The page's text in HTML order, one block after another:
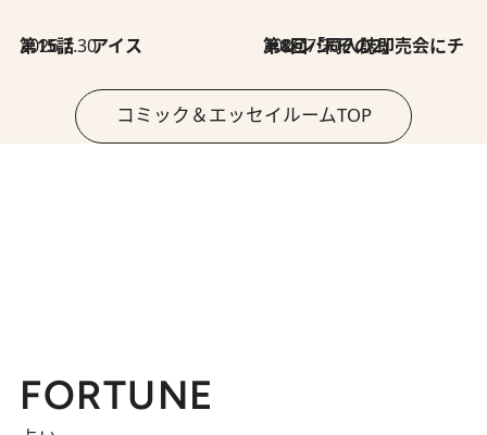
2026.7.30
第15話 アイス 2026.7.30
第8回「同人誌即売会にチャレンジ その2」
コミック＆エッセイルームTOP
FORTUNE